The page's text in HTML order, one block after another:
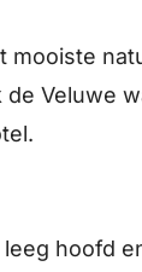
mooiste
Veluwe
hoofd